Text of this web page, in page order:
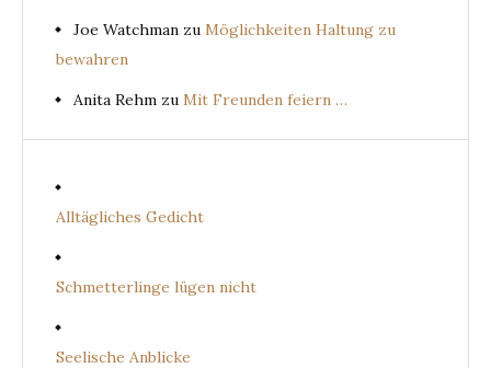
Joe Watchman zu Möglichkeiten Haltung zu
bewahren
Anita Rehm zu Mit Freunden feiern …
Alltägliches Gedicht
Schmetterlinge lügen nicht
Seelische Anblicke